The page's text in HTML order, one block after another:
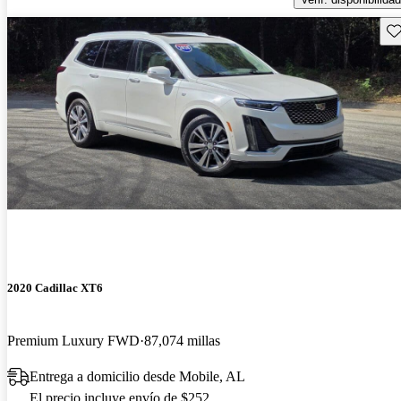
2020 Cadillac XT6
Premium Luxury FWD 87,074 millas
Entrega a domicilio desde Mobile, AL